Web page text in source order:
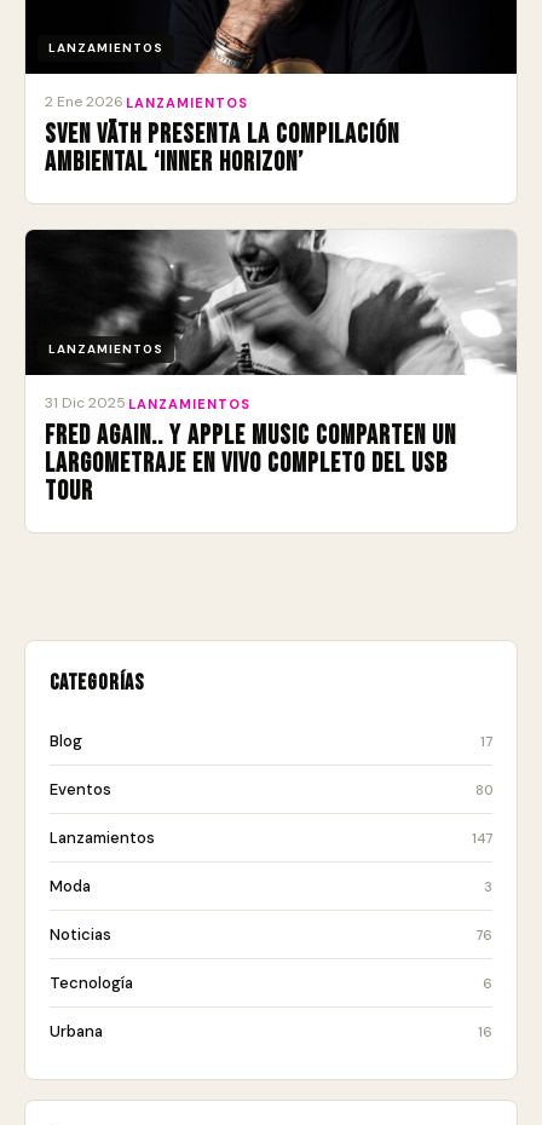
LANZAMIENTOS
2 Ene 2026 LANZAMIENTOS
Sven Väth presenta la compilación
ambiental ‘Inner Horizon’
LANZAMIENTOS
31 Dic 2025 LANZAMIENTOS
Fred again.. y Apple Music comparten un
largometraje en vivo completo del USB
Tour
Categorías
Blog 17
Eventos 80
Lanzamientos 147
Moda 3
Noticias 76
Tecnología 6
Urbana 16